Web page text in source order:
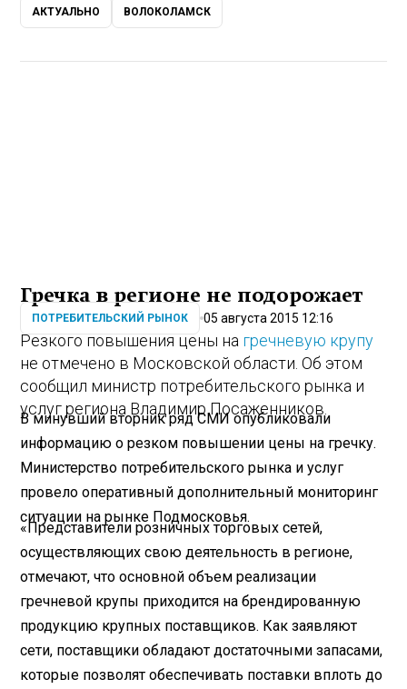
АКТУАЛЬНО ВОЛОКОЛАМСК
Гречка в регионе не подорожает
ПОТРЕБИТЕЛЬСКИЙ РЫНОК 05 августа 2015 12:16
Резкого повышения цены на гречневую крупу
не отмечено в Московской области. Об этом
сообщил министр потребительского рынка и
услуг региона Владимир Посаженников.
В минувший вторник ряд СМИ опубликовали
информацию о резком повышении цены на гречку.
Министерство потребительского рынка и услуг
провело оперативный дополнительный мониторинг
ситуации на рынке Подмосковья.
«Представители розничных торговых сетей,
осуществляющих свою деятельность в регионе,
отмечают, что основной объем реализации
гречневой крупы приходится на брендированную
продукцию крупных поставщиков. Как заявляют
сети, поставщики обладают достаточными запасами,
которые позволят обеспечивать поставки вплоть до